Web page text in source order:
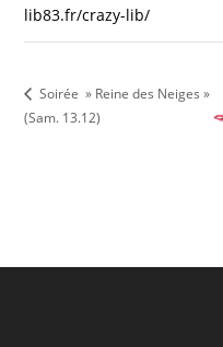
lib83.fr/crazy-lib/
Soirée » Reine des Neiges »
(Sam. 13.12)